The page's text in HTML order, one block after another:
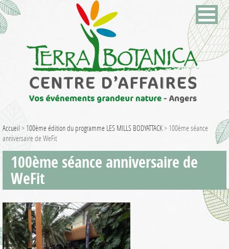
Accueil > 100ème édition du programme LES MILLS BODYATTACK> 100ème séance
anniversaire de WeFit
100ème séance anniversaire de
WeFit